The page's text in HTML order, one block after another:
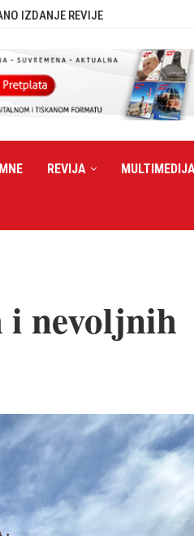
IZDANJE REVIJE
REVIJA MULTIMEDIJA
i nevoljnih